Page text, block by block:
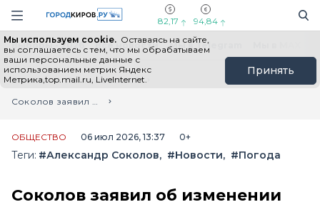
Навигация сайта
82,17 94,84
Мы используем cookie. Оставаясь на сайте,
вы соглашаетесь с тем, что мы обрабатываем
ваши персональные данные с
использованием метрик Яндекс
Метрика,top.mail.ru, LiveInternet.
Принять
Выборы - 2026 Все новости Мы в Telegram
Главная
Лента новостей
Соколов заявил об изменении климата и рисках в Кирове в ближайшие 10 лет
ОБЩЕСТВО 06 июл 2026, 13:37 0+
Теги: #Александр Соколов #Новости #Погода
Соколов заявил об изменении